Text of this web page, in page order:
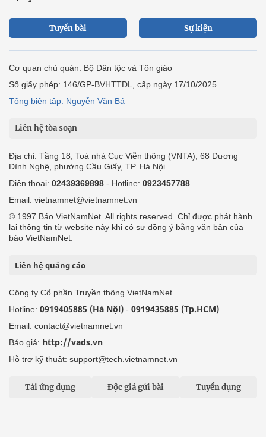
Tuyến bài Sự kiện
Cơ quan chủ quản: Bộ Dân tộc và Tôn giáo
Số giấy phép: 146/GP-BVHTTDL, cấp ngày 17/10/2025
Tổng biên tập: Nguyễn Văn Bá
Liên hệ tòa soạn
Địa chỉ: Tầng 18, Toà nhà Cục Viễn thông (VNTA), 68 Dương
Đình Nghệ, phường Cầu Giấy, TP. Hà Nội.
Điện thoại: 02439369898 - Hotline: 0923457788
Email: vietnamnet@vietnamnet.vn
© 1997 Báo VietNamNet. All rights reserved. Chỉ được phát hành
lại thông tin từ website này khi có sự đồng ý bằng văn bản của
báo VietNamNet.
Liên hệ quảng cáo
Công ty Cổ phần Truyền thông VietNamNet
Hotline: 0919405885 (Hà Nội) - 0919435885 (Tp.HCM)
Email: contact@vietnamnet.vn
Báo giá: http://vads.vn
Hỗ trợ kỹ thuật: support@tech.vietnamnet.vn
Tải ứng dụng Độc giả gửi bài Tuyển dụng